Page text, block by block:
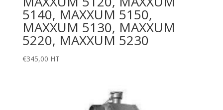
5140, MAXXUM 5150,
MAXXUM 5130, MAXXUM
5220, MAXXUM 5230
€345,00 HT